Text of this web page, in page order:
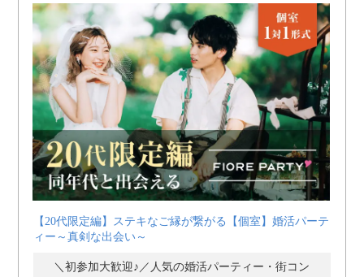
【20代限定編】ステキなご縁が繋がる【個室】婚活パーテ
ィー～真剣な出会い～
＼初参加大歓迎♪／人気の婚活パーティー・街コン